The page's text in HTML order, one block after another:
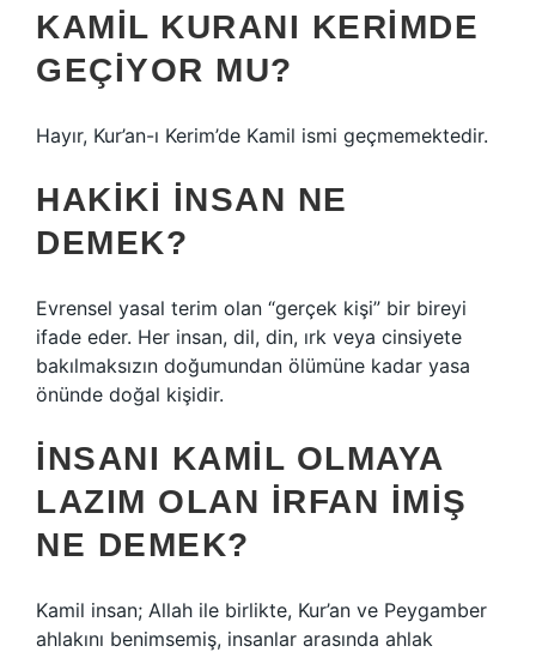
KAMIL KURANI KERIMDE
GEÇIYOR MU?
Hayır, Kur’an-ı Kerim’de Kamil ismi geçmemektedir.
HAKIKI INSAN NE
DEMEK?
Evrensel yasal terim olan “gerçek kişi” bir bireyi
ifade eder. Her insan, dil, din, ırk veya cinsiyete
bakılmaksızın doğumundan ölümüne kadar yasa
önünde doğal kişidir.
İNSANI KAMIL OLMAYA
LAZIM OLAN IRFAN IMIŞ
NE DEMEK?
Kamil insan; Allah ile birlikte, Kur’an ve Peygamber
ahlakını benimsemiş, insanlar arasında ahlak